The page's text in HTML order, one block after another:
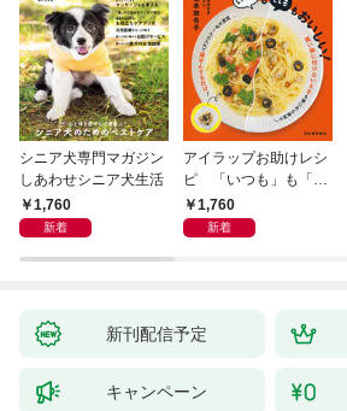
シニア犬専門マガジン
しあわせシニア犬生活
1,760
新着
アイラップお助けレシ
ピ 「いつも」も「も
しも」もおいしい！
1,760
新着
新刊配信予定
キャンペーン